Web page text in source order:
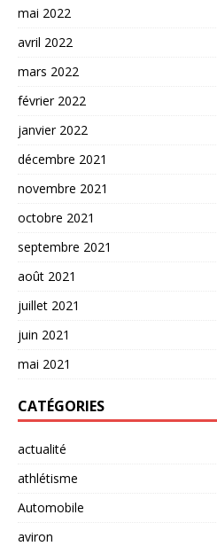
mai 2022
avril 2022
mars 2022
février 2022
janvier 2022
décembre 2021
novembre 2021
octobre 2021
septembre 2021
août 2021
juillet 2021
juin 2021
mai 2021
CATÉGORIES
actualité
athlétisme
Automobile
aviron